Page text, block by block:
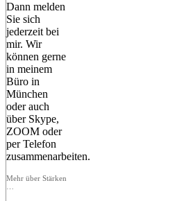
Dann melden
Sie sich
jederzeit bei
mir. Wir
können gerne
in meinem
Büro in
München
oder auch
über Skype,
ZOOM oder
per Telefon
zusammenarbeiten.
Mehr über Stärken
…